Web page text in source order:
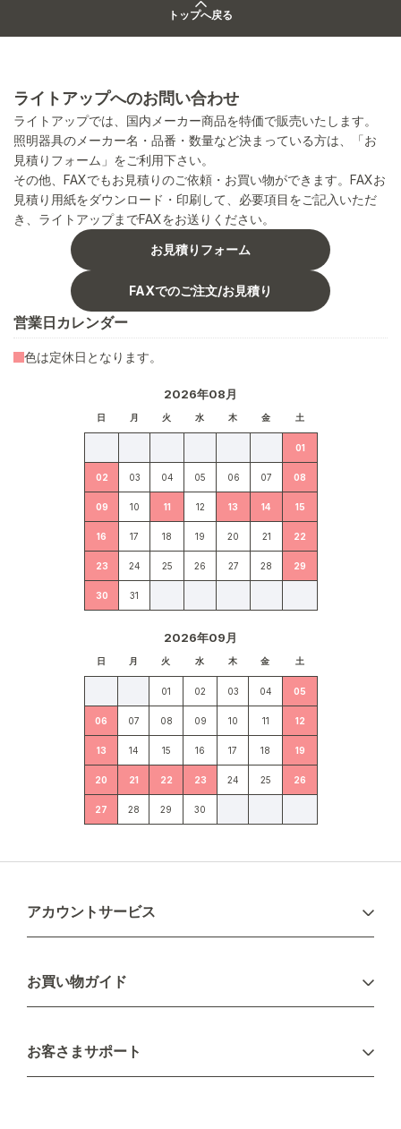
トップへ戻る
ライトアップへのお問い合わせ
ライトアップでは、国内メーカー商品を特価で販売いたします。
照明器具のメーカー名・品番・数量など決まっている方は、「お
見積りフォーム」をご利用下さい。
その他、FAXでもお見積りのご依頼・お買い物ができます。FAXお
見積り用紙をダウンロード・印刷して、必要項目をご記入いただ
き、ライトアップまでFAXをお送りください。
お見積りフォーム
FAXでのご注文/お見積り
営業日カレンダー
2026年08月
日 月 火 水 木 金 土
01
02 03 04 05 06 07 08
09 10 11 12 13 14 15
16 17 18 19 20 21 22
23 24 25 26 27 28 29
30 31
2026年09月
日 月 火 水 木 金 土
01 02 03 04 05
06 07 08 09 10 11 12
13 14 15 16 17 18 19
20 21 22 23 24 25 26
27 28 29 30
色は定休日となります。
アカウントサービス
新規会員登録
お買い物ガイド
配送について
不良品・返品について
お客さまサポート